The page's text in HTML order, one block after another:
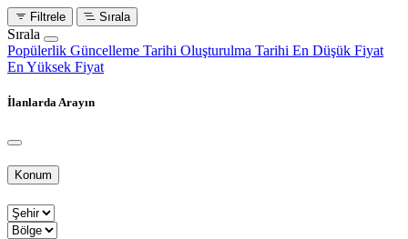
Filtrele Sırala
Sırala
Popülerlik Güncelleme Tarihi Oluşturulma Tarihi En Düşük Fiyat
En Yüksek Fiyat
İlanlarda Arayın
Konum